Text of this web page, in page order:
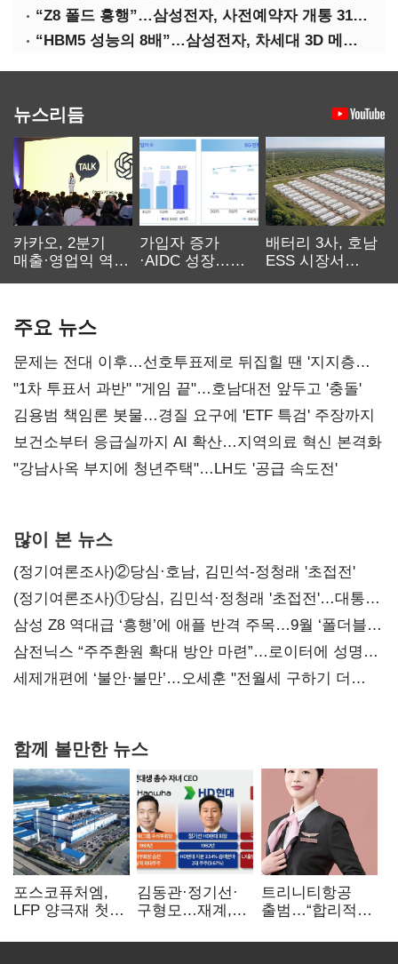
“Z8 폴드 흥행”…삼성전자, 사전예약자 개통 31일까지 연장
“HBM5 성능의 8배”…삼성전자, 차세대 3D 메모리 ‘zHBM’ 공개
뉴스리듬
카카오, 2분기
매출·영업익 역대
가입자 증가
·AIDC 성장…
배터리 3사, 호남
ESS 시장서
주요 뉴스
문제는 전대 이후…선호투표제로 뒤집힐 땐 '지지층
불복'
"1차 투표서 과반" "게임 끝"…호남대전 앞두고 '충돌'
김용범 책임론 봇물…경질 요구에 'ETF 특검' 주장까지
보건소부터 응급실까지 AI 확산…지역의료 혁신 본격화
"강남사옥 부지에 청년주택"…LH도 '공급 속도전'
많이 본 뉴스
(정기여론조사)②당심·호남, 김민석-정청래 '초접전'
(정기여론조사)①당심, 김민석·정청래 '초접전'…대통령
지지도 '50% 아래로'(종합)
삼성 Z8 역대급 ‘흥행’에 애플 반격 주목…9월 ‘폴더블
대전’
삼전닉스 “주주환원 확대 방안 마련”…로이터에 성명
보내
세제개편에 ‘불안·불만’…오세훈 "전월세 구하기 더
함께 볼만한 뉴스
포스코퓨처엠,
LFP 양극재 첫
ESS 시장 공략
김동관·정기선·
구형모…재계,
전성시대
트리니티항공
출범…“합리적
서비스로 승부”